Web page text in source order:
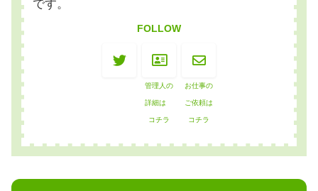
です。
FOLLOW
管理人の
詳細は
コチラ
お仕事の
ご依頼は
コチラ